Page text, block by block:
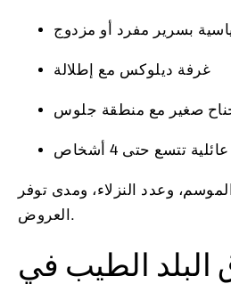
بسرير مفرد أو مزدوج
غرفة ديلوكس مع إطلالة
صغير مع منطقة جلوس
تتسع حتى 4 أشخاص
وعدد النزلاء، ومدى توفر
العروض.
البلد الطيب في